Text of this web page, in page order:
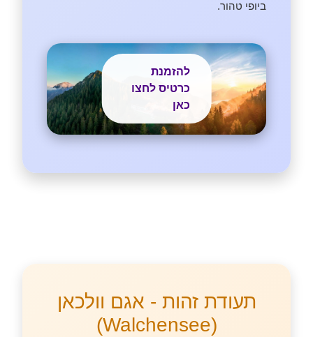
ביופי טהור.
להזמנת
כרטיס לחצו
כאן
תעודת זהות - אגם וולכאן
(Walchensee)